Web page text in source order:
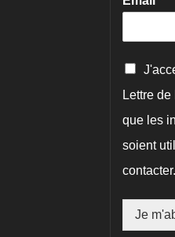
C
n
i
r
a
Lettre
que les
soient
contacter.
Je